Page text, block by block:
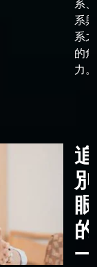
系
系
系
的角
力